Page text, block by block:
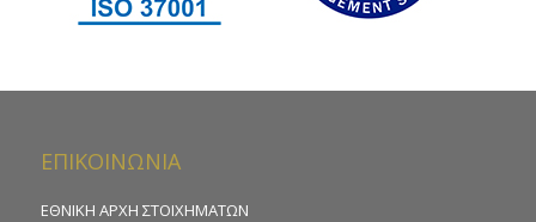
ΕΠΙΚΟΙΝΩΝΙΑ
ΕΘΝΙΚΗ ΑΡΧΗ ΣΤΟΙΧΗΜΑΤΩΝ